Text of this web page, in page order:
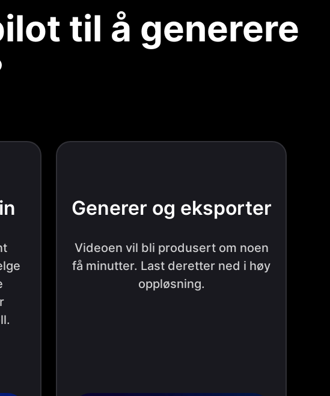
til å generere
Generer og eksporter
Videoen vil bli produsert om noen
få minutter. Last deretter ned i høy
oppløsning.